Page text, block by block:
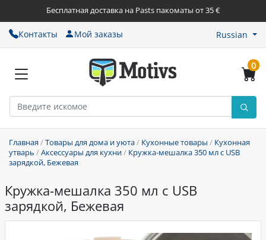
Бесплатная доставка на Pasts пакоматы от 35 €
Контакты Мой заказы Russian
0
Главная/Товары для дома и уюта/ Кухонные товары / Кухонная
утварь /Аксессуары для кухни/ Кружка-мешалка 350 мл с USB
зарядкой, Бежевая
Кружка-мешалка 350 мл с USB
зарядкой, Бежевая